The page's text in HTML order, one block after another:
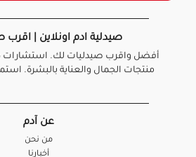
صيدلية ادم اونلاين | اقرب
أفضل واقرب صيدليات لك.
منتجات الجمال والعناية بالبشرة.
عن آدم
من نحن
أخبارنا